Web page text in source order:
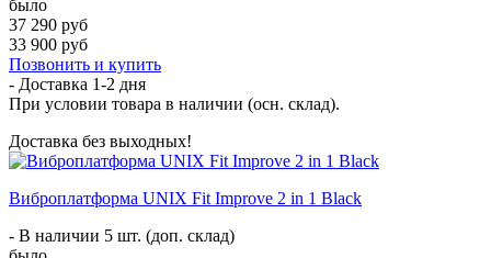
было
37 290 руб
33 900 руб
Позвонить и купить
- Доставка 1-2 дня
При условии товара в наличии (осн. склад).
Доставка без выходных!
Виброплатформа UNIX Fit Improve 2 in 1 Black
- В наличии 5 шт. (доп. склад)